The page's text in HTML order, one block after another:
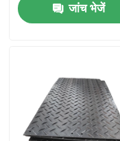
घर
हमारे बारे में
जांच भेजें